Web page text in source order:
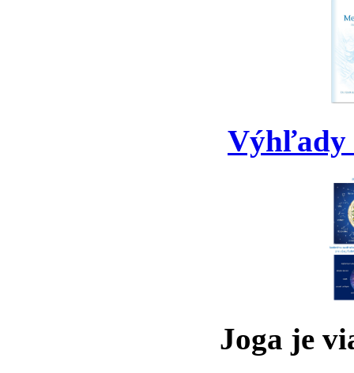
Výhľady
Joga je